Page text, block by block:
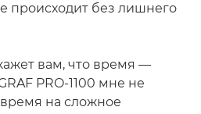
происходит без лишнего
вам, что время —
PRO-1100 мне не
время на сложное